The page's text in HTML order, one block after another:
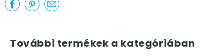
További termékek a kategóriában